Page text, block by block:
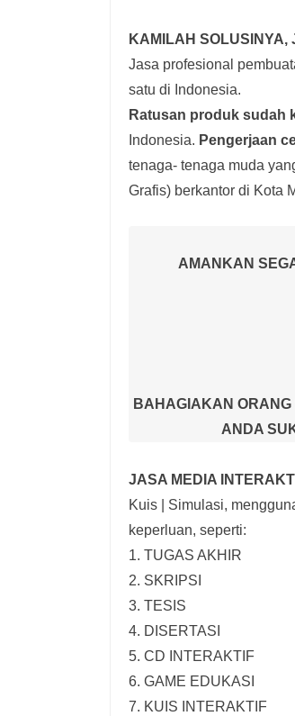
KAMILAH SOLUSINYA,
Jasa profesional
satu di Indonesia.
Ratusan produk sudah
Indonesia. Pengerjaan
tenaga- tenaga muda
Grafis) berkantor di Kota
AMANKAN
BAHAGIAKAN
ANDA
JASA MEDIA
Kuis | Simulasi,
keperluan, seperti:
1. TUGAS AKHIR
2. SKRIPSI
3. TESIS
4. DISERTASI
5. CD INTERAKTIF
6. GAME EDUKASI
7. KUIS INTERAKTIF